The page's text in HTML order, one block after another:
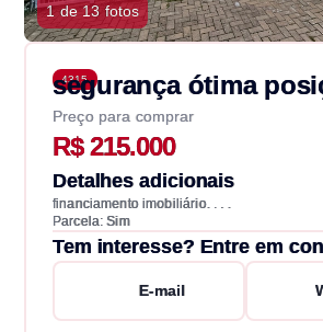
1 de 13 fotos
4315
segurança ótima
Preço para comprar
R$ 215.000
Detalhes adicionais
financiamento imobiliário. . . .
Parcela: Sim
Tem interesse? Entre em
E-mail